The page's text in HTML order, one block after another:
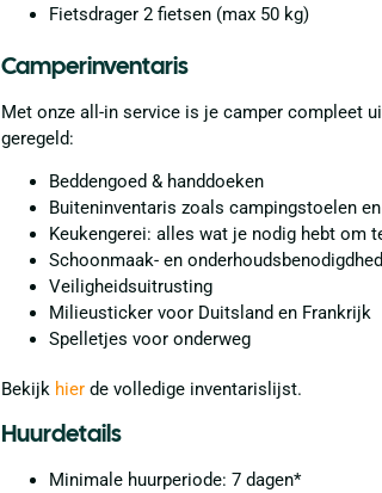
Fietsdrager 2 fietsen (max 50 kg)
Camperinventaris
Met onze all-in service is je camper compleet
geregeld:
Beddengoed & handdoeken
Buiteninventaris zoals campingstoelen en
Keukengerei: alles wat je nodig hebt om
Schoonmaak- en
Veiligheidsuitrusting
Milieusticker voor Duitsland en Frankrijk
Spelletjes voor onderweg
Bekijk hier de volledige inventarislijst.
Huurdetails
Minimale huurperiode: 7 dagen*